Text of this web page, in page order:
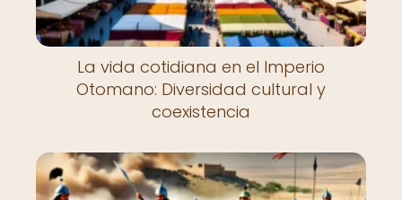
La vida cotidiana en el Imperio
Otomano: Diversidad cultural y
coexistencia